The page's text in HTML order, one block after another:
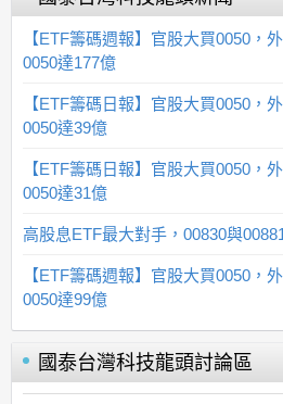
【ETF籌碼週報】官股大買0050，
0050達177億
【ETF籌碼日報】官股大買0050，
0050達39億
【ETF籌碼日報】官股大買0050，
0050達31億
高股息ETF最大對手，00830與
【ETF籌碼週報】官股大買0050，
0050達99億
國泰台灣科技龍頭討論區